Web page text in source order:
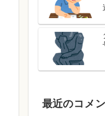
最近のコメ